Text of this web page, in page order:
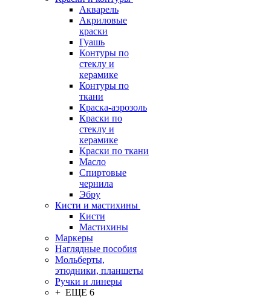
Акварель
Акриловые
краски
Гуашь
Контуры по
стеклу и
керамике
Контуры по
ткани
Краска-аэрозоль
Краски по
стеклу и
керамике
Краски по ткани
Масло
Спиртовые
чернила
Эбру
Кисти и мастихины
Кисти
Мастихины
Маркеры
Наглядные пособия
Мольберты,
этюдники, планшеты
Ручки и линеры
+ ЕЩЕ 6